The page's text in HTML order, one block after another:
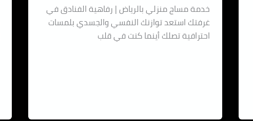
خدمة مساج منزلي بالرياض | رفاهية الفنادق في
غرفتك استعد توازنك النفسي والجسدي بلمسات
احترافية تصلك أينما كنت في قلب